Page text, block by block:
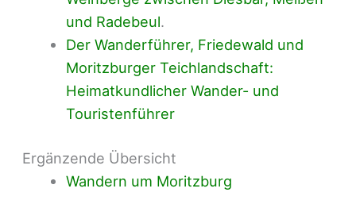
und Radebeul.
Der Wanderführer, Friedewald und
Moritzburger Teichlandschaft:
Heimatkundlicher Wander- und
Touristenführer
Ergänzende Übersicht
Wandern um Moritzburg